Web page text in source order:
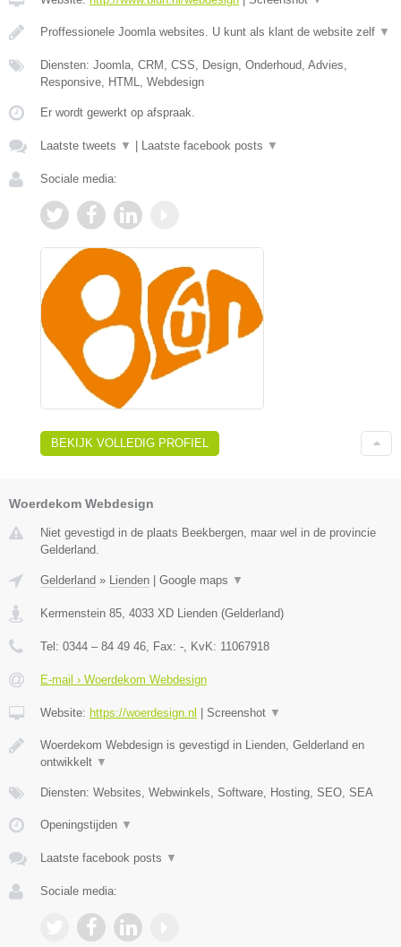
Proffessionele Joomla websites. U kunt als klant de website zelf ▼
Diensten: Joomla, CRM, CSS, Design, Onderhoud, Advies,
Responsive, HTML, Webdesign
Er wordt gewerkt op afspraak.
Laatste tweets ▼ Laatste facebook posts ▼
Sociale media:
BEKIJK VOLLEDIG PROFIEL
Woerdekom Webdesign
Niet gevestigd in de plaats Beekbergen, maar wel in de provincie
Gelderland.
Gelderland » Lienden Google maps ▼
Kermenstein 85 4033 XD Lienden (Gelderland)
Tel: 0344 – 84 49 46 , Fax: - , KvK: 11067918
E-mail › Woerdekom Webdesign
Website: https://woerdesign.nl Screenshot ▼
Woerdekom Webdesign is gevestigd in Lienden, Gelderland en
ontwikkelt ▼
Diensten: Websites, Webwinkels, Software, Hosting, SEO, SEA
Openingstijden ▼
Laatste facebook posts ▼
Sociale media: